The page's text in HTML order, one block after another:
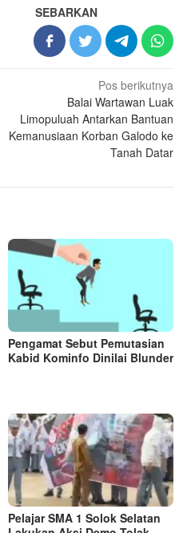
SEBARKAN
Pos berikutnya
Balai Wartawan Luak
Limopuluah Antarkan Bantuan
Kemanusiaan Korban Galodo ke
Tanah Datar
Pengamat Sebut Pemutasian
Kabid Kominfo Dinilai Blunder
Pelajar SMA 1 Solok Selatan